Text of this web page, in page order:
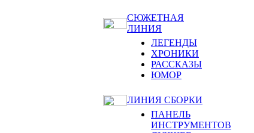
СЮЖЕТНАЯ
ЛИНИЯ
ЛЕГЕНДЫ
ХРОНИКИ
РАССКАЗЫ
ЮМОР
ЛИНИЯ СБОРКИ
ПАНЕЛЬ
ИНСТРУМЕНТОВ